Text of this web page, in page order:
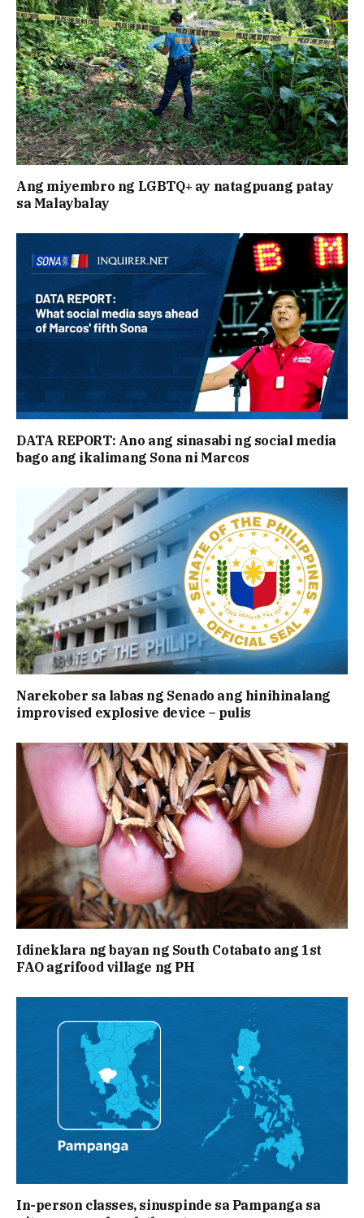
Ang miyembro ng LGBTQ+ ay natagpuang patay
sa Malaybalay
DATA REPORT: Ano ang sinasabi ng social media
bago ang ikalimang Sona ni Marcos
Narekober sa labas ng Senado ang hinihinalang
improvised explosive device – pulis
Idineklara ng bayan ng South Cotabato ang 1st
FAO agrifood village ng PH
In-person classes, sinuspinde sa Pampanga sa